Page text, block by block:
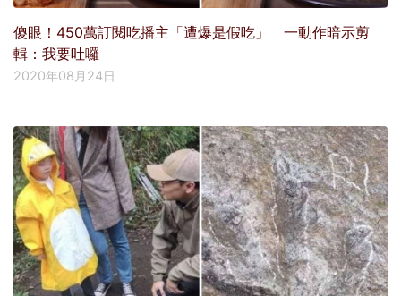
傻眼！450萬訂閱吃播主「遭爆是假吃」 一動作暗示剪
輯：我要吐囉
2020年08月24日